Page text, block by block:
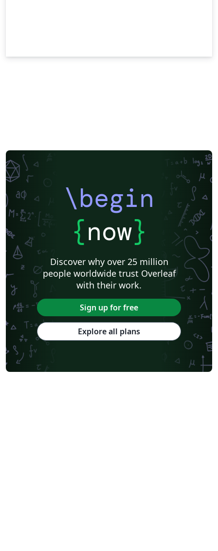
\begin
{now}
Discover why over 25 million
people worldwide trust Overleaf
with their work.
Sign up for free
Explore all plans